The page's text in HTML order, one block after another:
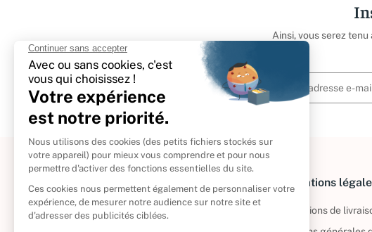
Ainsi, vous serez
À propos
Politique de retour
Informations
Informations de